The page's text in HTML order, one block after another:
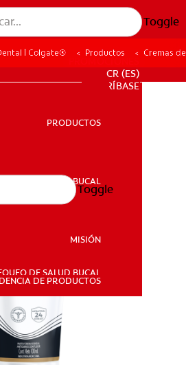
Toggle
SALUD BUCAL
CHEQUEO DE SALUD BUCAL
CORRESPONDENCIA DE PRODUCTOS
CR (ES)
SUSCRÍBASE
PRODUCTOS
SALUD BUCAL
MISIÓN
DE SALUD BUCAL
DE PRODUCTOS
Toggle
| Colgate® Productos Cremas